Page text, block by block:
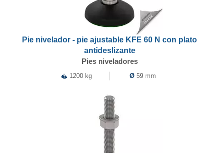
Pie nivelador - pie ajustable KFE 60 N con plato
antideslizante
Pies niveladores
1200 kg Ø 59 mm